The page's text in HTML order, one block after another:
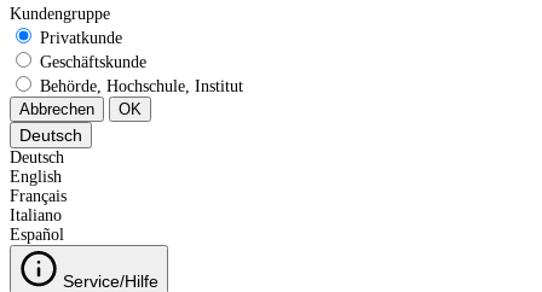
Kundengruppe
Privatkunde
Geschäftskunde
Behörde, Hochschule, Institut
Abbrechen
OK
Deutsch
Deutsch
English
Français
Italiano
Español
Service/Hilfe